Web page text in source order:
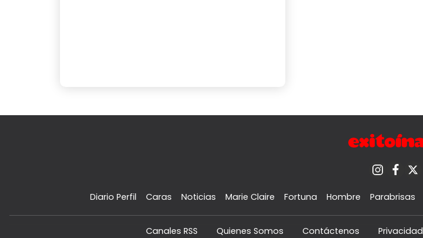
Diario Perfil Caras Noticias Marie Claire Fortuna Hombre Parabrisas
Canales RSS Quienes Somos Contáctenos Privacidad